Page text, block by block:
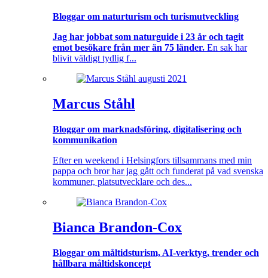
Bloggar om naturturism och turismutveckling
Jag har jobbat som naturguide i 23 år och tagit
emot besökare från mer än 75 länder. En sak har
blivit väldigt tydlig f...
Marcus Ståhl
Bloggar om marknadsföring, digitalisering och
kommunikation
Efter en weekend i Helsingfors tillsammans med min
pappa och bror har jag gått och funderat på vad svenska
kommuner, platsutvecklare och des...
Bianca Brandon-Cox
Bloggar om måltidsturism, AI-verktyg, trender och
hållbara måltidskoncept